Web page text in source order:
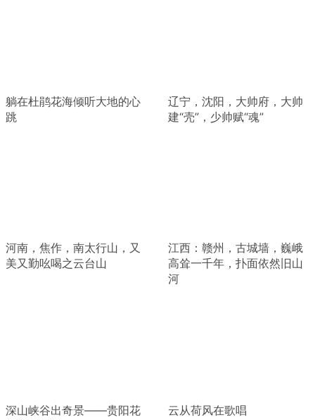
躺在杜鹃花海倾听大地的心
跳
辽宁，沈阳，大帅府，大帅
建“壳”，少帅赋“魂”
河南，焦作，南太行山，又
美又勤吆喝之云台山
江西：赣州，古城墙，巍峨
高耸一千年，扑面依然旧山
河
深山峡谷出奇景——贵阳花
云从荷风在歌唱